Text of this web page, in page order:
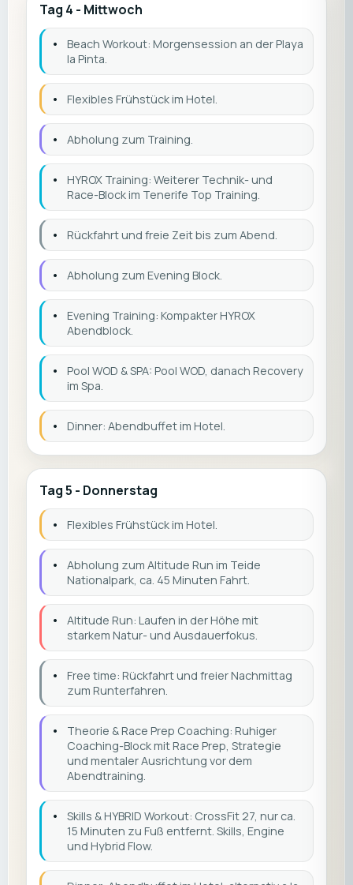
Tag 4 - Mittwoch
•
Beach Workout: Morgensession an der Playa
la Pinta.
• Flexibles Frühstück im Hotel.
• Abholung zum Training.
•
HYROX Training: Weiterer Technik- und
Race-Block im Tenerife Top Training.
• Rückfahrt und freie Zeit bis zum Abend.
• Abholung zum Evening Block.
•
Evening Training: Kompakter HYROX
Abendblock.
•
Pool WOD & SPA: Pool WOD, danach Recovery
im Spa.
• Dinner: Abendbuffet im Hotel.
Tag 5 - Donnerstag
• Flexibles Frühstück im Hotel.
•
Abholung zum Altitude Run im Teide
Nationalpark, ca. 45 Minuten Fahrt.
•
Altitude Run: Laufen in der Höhe mit
starkem Natur- und Ausdauerfokus.
•
Free time: Rückfahrt und freier Nachmittag
zum Runterfahren.
•
Theorie & Race Prep Coaching: Ruhiger
Coaching-Block mit Race Prep, Strategie
und mentaler Ausrichtung vor dem
Abendtraining.
•
Skills & HYBRID Workout: CrossFit 27, nur ca.
15 Minuten zu Fuß entfernt. Skills, Engine
und Hybrid Flow.